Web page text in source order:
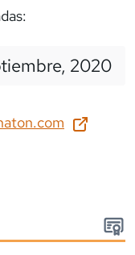
2020